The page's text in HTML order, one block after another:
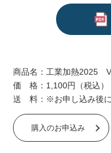
商品名：工業加熱2025
価 格：1,100円（税込）
送 料：※お申し込み後に
購入のお申込み